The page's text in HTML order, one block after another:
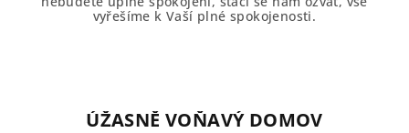
vyřešíme k Vaší plné spokojenosti.
ÚŽASNĚ VOŇAVÝ DOMOV